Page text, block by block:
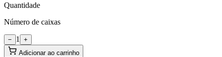
Quantidade
Número de caixas
− 1
+
Adicionar ao carrinho